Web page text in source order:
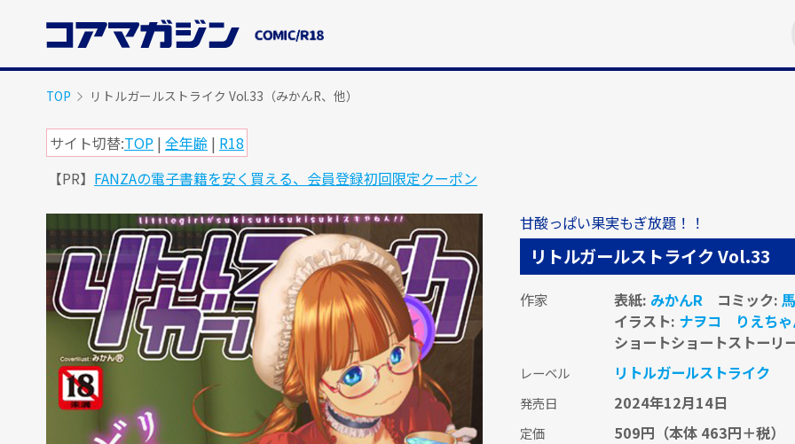
コ
TOP リトルガールストライク Vol.33（みかんR、他）
サイト切替:TOP | 全年齢 | R18
【PR】 FANZAの電子書籍を安く買える、会員登録初回限定クーポン
甘酸っぱい果実もぎ放題！！
リトルガールストライク Vol.33
作家 表紙: みかんR コミック:
イラスト: ナヲコ りえち
ショートショートストーリ
レーベル リトルガールストライク
発売日 2024年12月14日
定価 509円 （本体 463円＋税）